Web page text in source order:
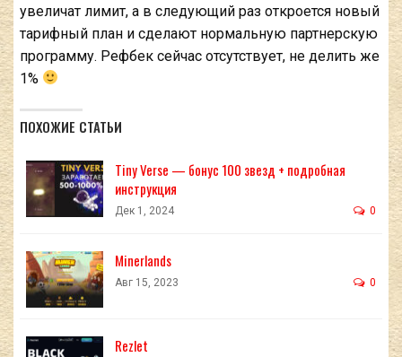
увеличат лимит, а в следующий раз откроется новый
тарифный план и сделают нормальную партнерскую
программу. Рефбек сейчас отсутствует, не делить же
1%
ПОХОЖИЕ СТАТЬИ
Tiny Verse — бонус 100 звезд + подробная
инструкция
Дек 1, 2024 0
Minerlands
Авг 15, 2023 0
Rezlet